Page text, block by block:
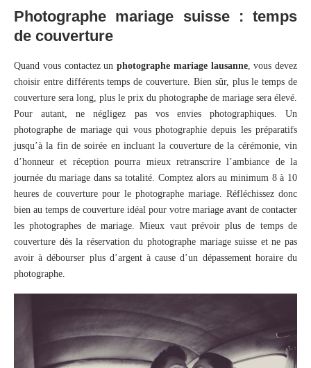
Photographe mariage suisse : temps
de couverture
Quand vous contactez un photographe mariage lausanne, vous devez
choisir entre différents temps de couverture. Bien sûr, plus le temps de
couverture sera long, plus le prix du photographe de mariage sera élevé.
Pour autant, ne négligez pas vos envies photographiques. Un
photographe de mariage qui vous photographie depuis les préparatifs
jusqu’à la fin de soirée en incluant la couverture de la cérémonie, vin
d’honneur et réception pourra mieux retranscrire l’ambiance de la
journée du mariage dans sa totalité. Comptez alors au minimum 8 à 10
heures de couverture pour le photographe mariage. Réfléchissez donc
bien au temps de couverture idéal pour votre mariage avant de contacter
les photographes de mariage. Mieux vaut prévoir plus de temps de
couverture dès la réservation du photographe mariage suisse et ne pas
avoir à débourser plus d’argent à cause d’un dépassement horaire du
photographe.